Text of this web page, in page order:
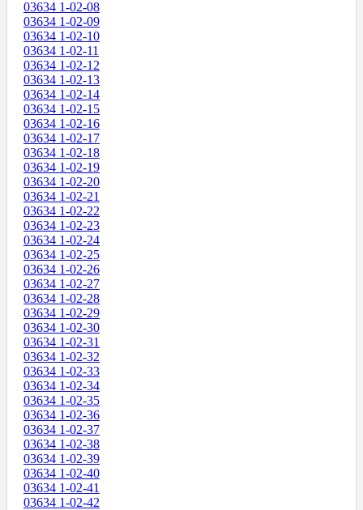
03634 1-02-08
03634 1-02-09
03634 1-02-10
03634 1-02-11
03634 1-02-12
03634 1-02-13
03634 1-02-14
03634 1-02-15
03634 1-02-16
03634 1-02-17
03634 1-02-18
03634 1-02-19
03634 1-02-20
03634 1-02-21
03634 1-02-22
03634 1-02-23
03634 1-02-24
03634 1-02-25
03634 1-02-26
03634 1-02-27
03634 1-02-28
03634 1-02-29
03634 1-02-30
03634 1-02-31
03634 1-02-32
03634 1-02-33
03634 1-02-34
03634 1-02-35
03634 1-02-36
03634 1-02-37
03634 1-02-38
03634 1-02-39
03634 1-02-40
03634 1-02-41
03634 1-02-42